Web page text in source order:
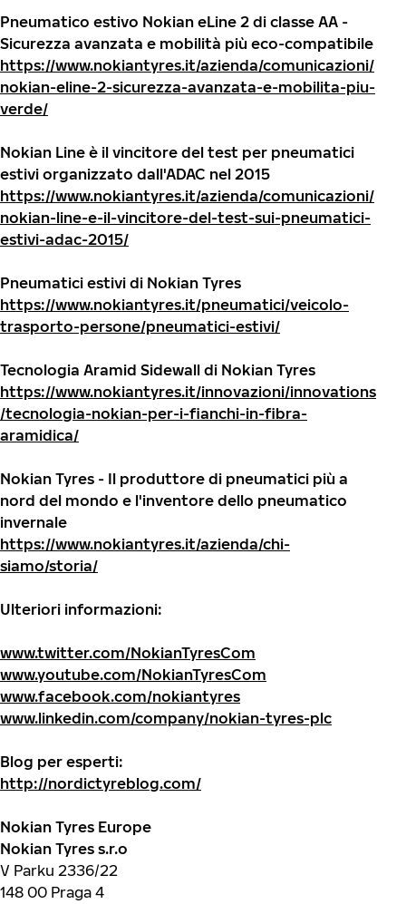
Pneumatico estivo Nokian eLine 2 di classe AA -
Sicurezza avanzata e mobilità più eco-compatibile
https://www.nokiantyres.it/azienda/comunicazioni/
nokian-eline-2-sicurezza-avanzata-e-mobilita-piu-
verde/
Nokian Line è il vincitore del test per pneumatici
estivi organizzato dall'ADAC nel 2015
https://www.nokiantyres.it/azienda/comunicazioni/
nokian-line-e-il-vincitore-del-test-sui-pneumatici-
estivi-adac-2015/
Pneumatici estivi di Nokian Tyres
https://www.nokiantyres.it/pneumatici/veicolo-
trasporto-persone/pneumatici-estivi/
Tecnologia Aramid Sidewall di Nokian Tyres
https://www.nokiantyres.it/innovazioni/innovations
/tecnologia-nokian-per-i-fianchi-in-fibra-
aramidica/
Nokian Tyres - Il produttore di pneumatici più a
nord del mondo e l'inventore dello pneumatico
invernale
https://www.nokiantyres.it/azienda/chi-
siamo/storia/
Ulteriori informazioni:
www.twitter.com/NokianTyresCom
www.youtube.com/NokianTyresCom
www.facebook.com/nokiantyres
www.linkedin.com/company/nokian-tyres-plc
Blog per esperti:
http://nordictyreblog.com/
Nokian Tyres Europe
Nokian Tyres s.r.o
V Parku 2336/22
148 00 Praga 4